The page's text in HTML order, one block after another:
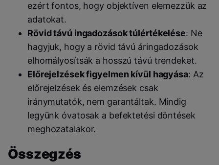
ezért fontos, hogy objektíven elemezzük az
adatokat.
Rövid távú ingadozások túlértékelése: Ne
hagyjuk, hogy a rövid távú áringadozások
elhomályosítsák a hosszú távú trendeket.
Előrejelzések figyelmen kívül hagyása: Az
előrejelzések és elemzések csak
iránymutatók, nem garantáltak. Mindig
legyünk óvatosak a befektetési döntések
meghozatalakor.
Összegzés